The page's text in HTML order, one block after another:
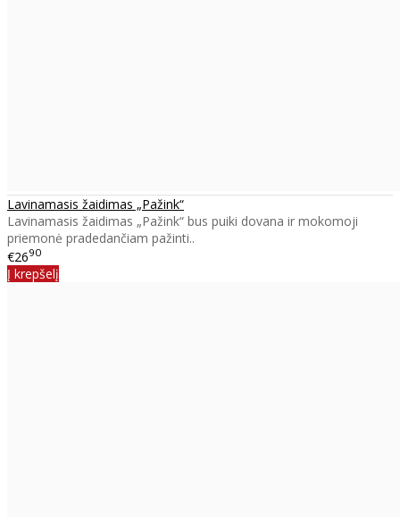
Lavinamasis žaidimas „Pažink“
Lavinamasis žaidimas „Pažink“ bus puiki dovana ir mokomoji
priemonė pradedančiam pažinti..
€2690
Į krepšelį